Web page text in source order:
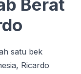
Berat
satu bek
Ricardo